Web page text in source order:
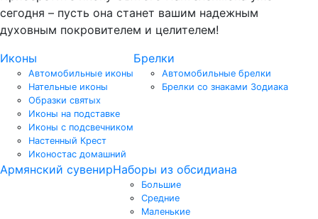
сегодня – пусть она станет вашим надежным
духовным покровителем и целителем!
Иконы
Автомобильные иконы
Нательные иконы
Образки святых
Иконы на подставке
Иконы с подсвечником
Настенный Крест
Иконостас домашний
Брелки
Автомобильные брелки
Брелки со знаками Зодиака
Армянский сувенирНаборы из обсидиана
Большие
Средние
Маленькие